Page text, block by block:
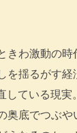
わ激動の時
揺るがす経
ている現実。
底でつぶや